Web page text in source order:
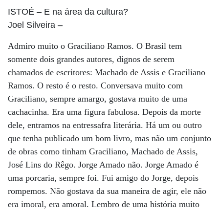
ISTOÉ – E na área da cultura?
Joel Silveira –
Admiro muito o Graciliano Ramos. O Brasil tem
somente dois grandes autores, dignos de serem
chamados de escritores: Machado de Assis e Graciliano
Ramos. O resto é o resto. Conversava muito com
Graciliano, sempre amargo, gostava muito de uma
cachacinha. Era uma figura fabulosa. Depois da morte
dele, entramos na entressafra literária. Há um ou outro
que tenha publicado um bom livro, mas não um conjunto
de obras como tinham Graciliano, Machado de Assis,
José Lins do Rêgo. Jorge Amado não. Jorge Amado é
uma porcaria, sempre foi. Fui amigo do Jorge, depois
rompemos. Não gostava da sua maneira de agir, ele não
era imoral, era amoral. Lembro de uma história muito